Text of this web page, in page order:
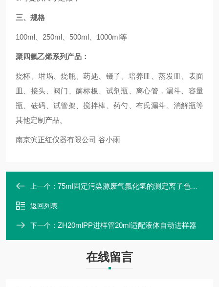
三、规格
100ml、250ml、500ml、1000ml等
聚四氟乙烯系列产品：
烧杯、坩埚、烧瓶、药匙、镊子、培养皿、蒸发皿、表面
皿、接头、阀门、酶标板、试剂瓶、离心管，漏斗、容量
瓶、砝码、试管架、搅拌棒、药勺、布氏漏斗、消解瓶等
其他定制产品。
南京滨正红仪器有限公司 谷小雨
上一个： 75ml固定污染源废气氟化氢的测定离子色谱法
返回列表
下一个： ZH20mlPP进样管20ml适配液体自动进样器
在线留言